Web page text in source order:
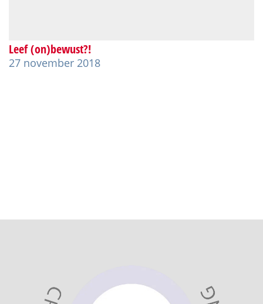
Leef (on)bewust?!
27 november 2018